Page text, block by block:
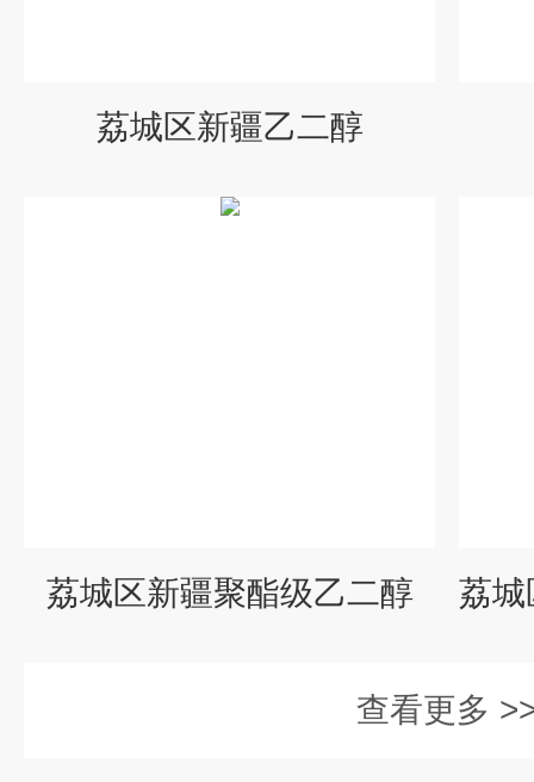
荔城区新疆乙二醇
荔城区新疆聚酯级乙二醇
查看更多